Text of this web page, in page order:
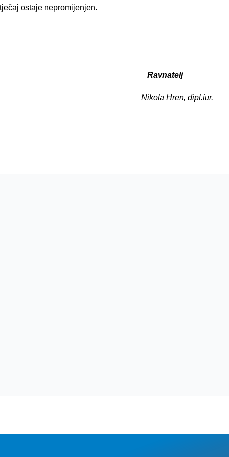
ostaje nepromijenjen.
Hren, dipl.iur.